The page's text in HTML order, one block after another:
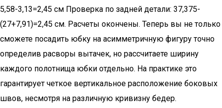
5,58-3,13=2,45 см Проверка по задней детали: 37,375-
(27+7,91)=2,45 см. Расчеты окончены. Теперь вы не только
сможете посадить юбку на асимметричную фигуру точно
определив расворы вытачек, но рассчитаете ширину
каждого полотнища юбки отдельно. На практике это
гарантирует четкое вертикальное расположение боковых
швов, несмотря на различную кривизну бедер.